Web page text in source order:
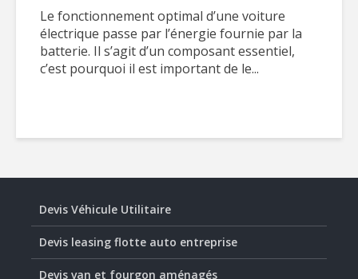
Le fonctionnement optimal d’une voiture
électrique passe par l’énergie fournie par la
batterie. Il s’agit d’un composant essentiel,
c’est pourquoi il est important de le...
Devis Véhicule Utilitaire
Devis leasing flotte auto entreprise
Devis van et fourgon aménagés